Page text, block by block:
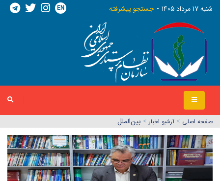
شنبه ١٧ مرداد ١٤٠٥ جستجو پیشرفته EN
صفحه اصلي > آرشیو اخبار > بین‌الملل